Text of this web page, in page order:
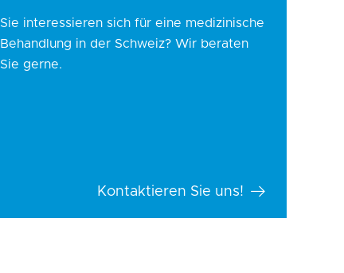
Sie interessieren sich für eine medizinische
Behandlung in der Schweiz? Wir beraten
Sie gerne.
Kontaktieren Sie uns!